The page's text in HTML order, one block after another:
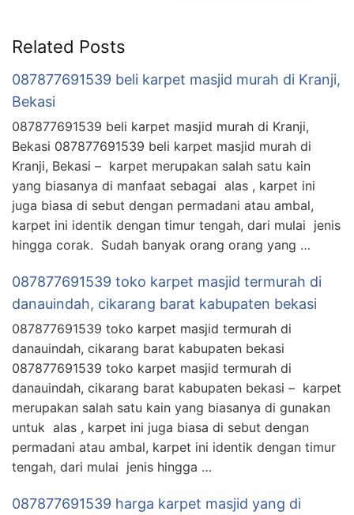
Related Posts
087877691539 beli karpet masjid murah di Kranji,
Bekasi
087877691539 beli karpet masjid murah di Kranji,
Bekasi 087877691539 beli karpet masjid murah di
Kranji, Bekasi – karpet merupakan salah satu kain
yang biasanya di manfaat sebagai alas , karpet ini
juga biasa di sebut dengan permadani atau ambal,
karpet ini identik dengan timur tengah, dari mulai jenis
hingga corak. Sudah banyak orang orang yang …
087877691539 toko karpet masjid termurah di
danauindah, cikarang barat kabupaten bekasi
087877691539 toko karpet masjid termurah di
danauindah, cikarang barat kabupaten bekasi
087877691539 toko karpet masjid termurah di
danauindah, cikarang barat kabupaten bekasi – karpet
merupakan salah satu kain yang biasanya di gunakan
untuk alas , karpet ini juga biasa di sebut dengan
permadani atau ambal, karpet ini identik dengan timur
tengah, dari mulai jenis hingga …
087877691539 harga karpet masjid yang di